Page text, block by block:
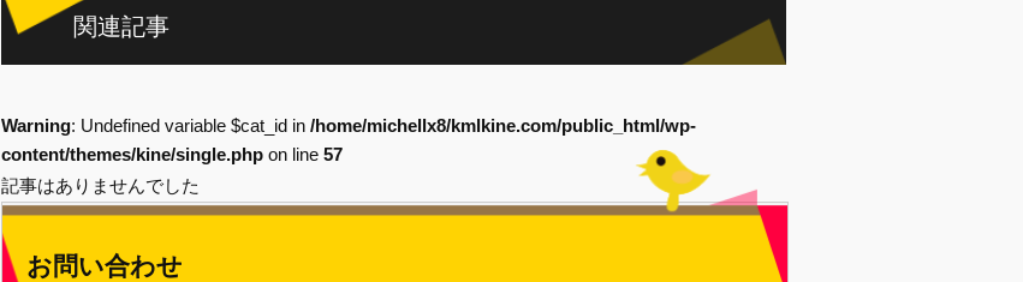
関連記事
Warning: Undefined variable $cat_id in /home/michellx8/kmlkine.com/public_html/wp-
content/themes/kine/single.php on line 57
記事はありませんでした
お問い合わせ